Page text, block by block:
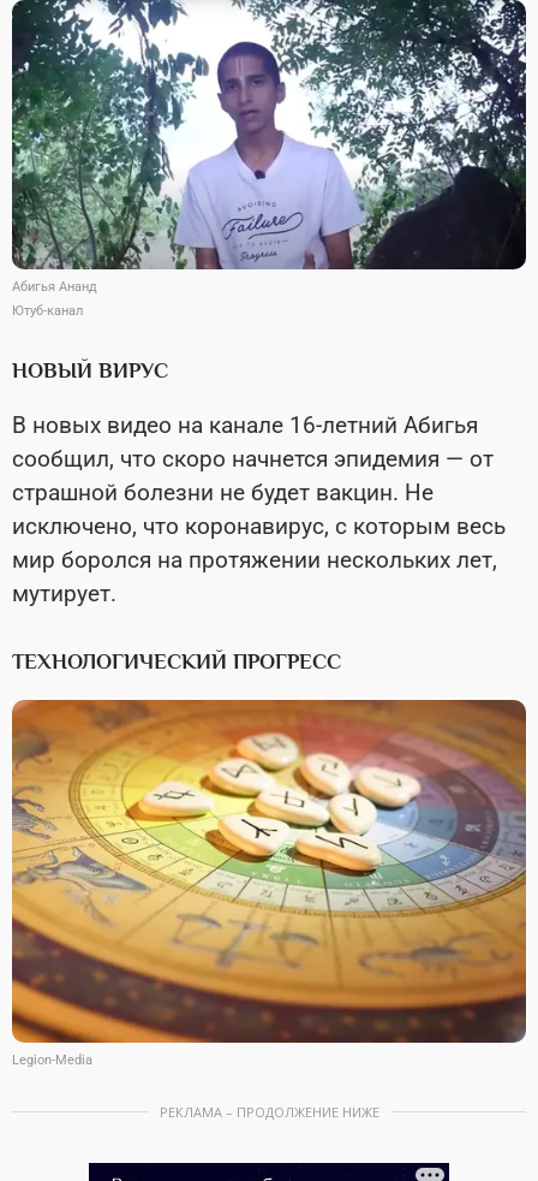
Абигья Ананд
Ютуб-канал
НОВЫЙ ВИРУС
В новых видео на канале 16-летний Абигья
сообщил, что скоро начнется эпидемия — от
страшной болезни не будет вакцин. Не
исключено, что коронавирус, с которым весь
мир боролся на протяжении нескольких лет,
мутирует.
ТЕХНОЛОГИЧЕСКИЙ ПРОГРЕСС
Legion-Media
РЕКЛАМА – ПРОДОЛЖЕНИЕ НИЖЕ